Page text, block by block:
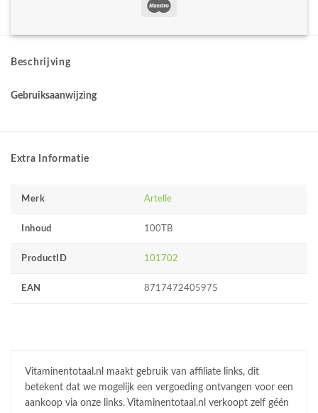
Beschrijving
Gebruiksaanwijzing
Extra Informatie
Merk Artelle
Inhoud 100TB
ProductID 101702
EAN 8717472405975
Vitaminentotaal.nl maakt gebruik van affiliate links, dit
betekent dat we mogelijk een vergoeding ontvangen voor een
aankoop via onze links. Vitaminentotaal.nl verkoopt zelf géén